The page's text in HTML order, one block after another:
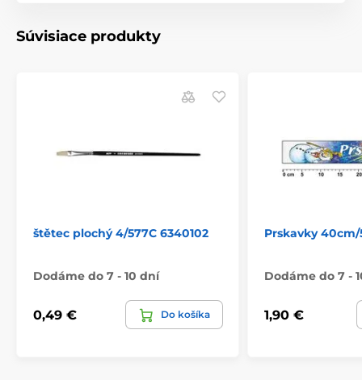
Súvisiace produkty
štětec plochý 4/577C 6340102
Dodáme do 7 - 10 dní
0,49 € Do košíka
Prskavky 40cm/
Dodáme do 7 -
1,90 €